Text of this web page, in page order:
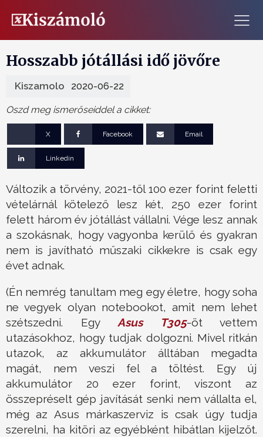
Hosszabb jótállási idő jövőre
Kiszamolo 2020-06-22
Oszd meg ismerőseiddel a cikket:
X Facebook Email
Linkedin
Változik a törvény, 2021-től 100 ezer forint feletti
vételárnál kötelező lesz két, 250 ezer forint
felett három év jótállást vállalni. Vége lesz annak
a szokásnak, hogy vagyonba kerülő és gyakran
nem is javítható műszaki cikkekre is csak egy
évet adnak.
(Én nemrég tanultam meg egy életre, hogy soha
ne vegyek olyan notebookot, amit nem lehet
szétszedni. Egy Asus T305-öt vettem
utazásokhoz, hogy tudjak dolgozni. Mivel ritkán
utazok, az akkumulátor álltában megadta
magát, nem veszi fel a töltést. Egy új
akkumulátor 20 ezer forint, viszont az
összepréselt gép javítását senki nem vállalta el,
még az Asus márkaszerviz is csak úgy tudja
szerelni, ha kitöri az egyébként hibátlan kijelzőt.